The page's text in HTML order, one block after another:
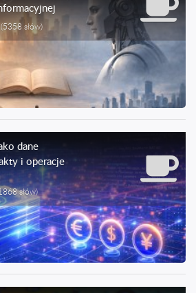
(5358 słów)
dane
i operacje
słów)